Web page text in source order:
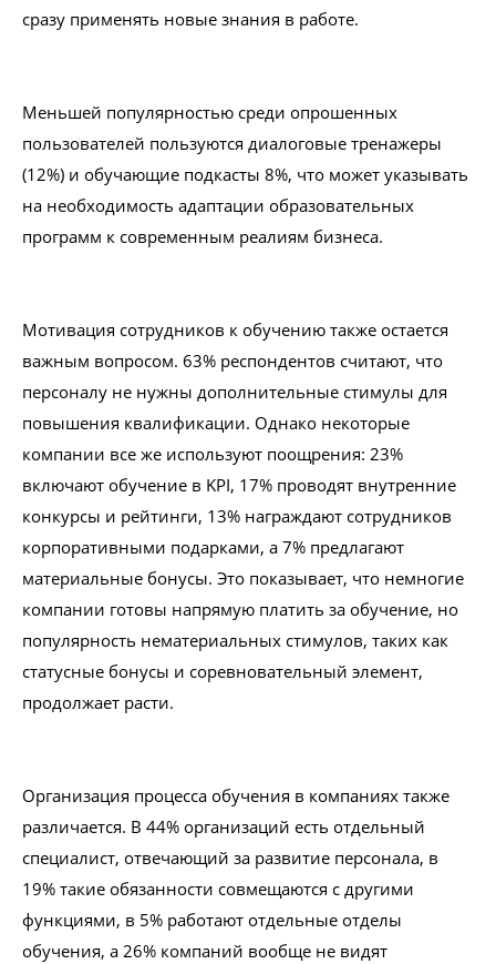
сразу применять новые знания в работе.
Меньшей популярностью среди опрошенных
пользователей пользуются диалоговые тренажеры
(12%) и обучающие подкасты 8%, что может указывать
на необходимость адаптации образовательных
программ к современным реалиям бизнеса.
Мотивация сотрудников к обучению также остается
важным вопросом. 63% респондентов считают, что
персоналу не нужны дополнительные стимулы для
повышения квалификации. Однако некоторые
компании все же используют поощрения: 23%
включают обучение в KPI, 17% проводят внутренние
конкурсы и рейтинги, 13% награждают сотрудников
корпоративными подарками, а 7% предлагают
материальные бонусы. Это показывает, что немногие
компании готовы напрямую платить за обучение, но
популярность нематериальных стимулов, таких как
статусные бонусы и соревновательный элемент,
продолжает расти.
Организация процесса обучения в компаниях также
различается. В 44% организаций есть отдельный
специалист, отвечающий за развитие персонала, в
19% такие обязанности совмещаются с другими
функциями, в 5% работают отдельные отделы
обучения, а 26% компаний вообще не видят